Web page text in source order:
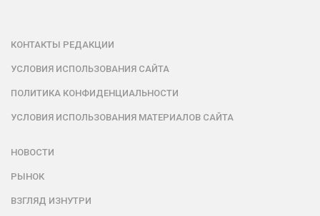
КОНТАКТЫ РЕДАКЦИИ
УСЛОВИЯ ИСПОЛЬЗОВАНИЯ САЙТА
ПОЛИТИКА КОНФИДЕНЦИАЛЬНОСТИ
УСЛОВИЯ ИСПОЛЬЗОВАНИЯ МАТЕРИАЛОВ САЙТА
НОВОСТИ
РЫНОК
ВЗГЛЯД ИЗНУТРИ